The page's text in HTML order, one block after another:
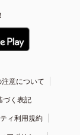
意について
づく表記
ィ利用規約